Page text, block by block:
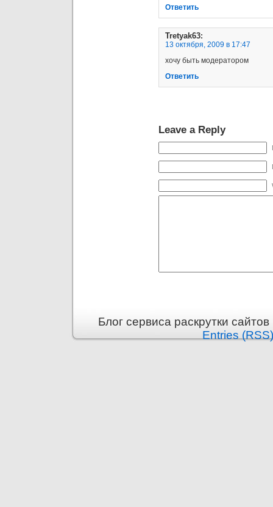
Ответить
Tretyak63:
13 октября, 2009 в 17:47
хочу быть модератором
Ответить
Leave a Reply
Блог сервиса раскрутки
Entries (RSS)